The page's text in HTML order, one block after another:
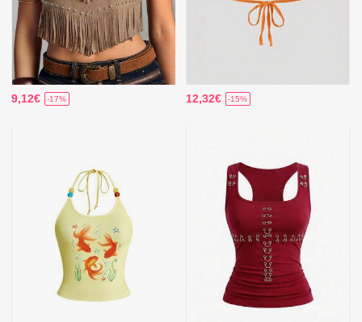
9,12€ -17% 12,32€ -15%